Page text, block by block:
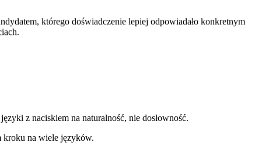
którego doświadczenie lepiej odpowiadało konkretnym
z naciskiem na naturalność, nie dosłowność.
kroku na wiele języków.